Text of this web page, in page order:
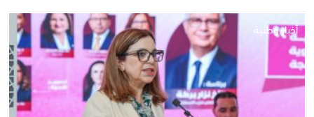
أخبار وطنية